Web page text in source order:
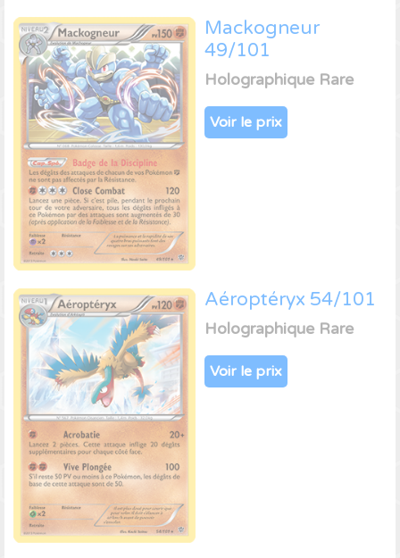
Mackogneur
49/101
Holographique Rare
Voir le prix
Aéroptéryx 54/101
Holographique Rare
Voir le prix